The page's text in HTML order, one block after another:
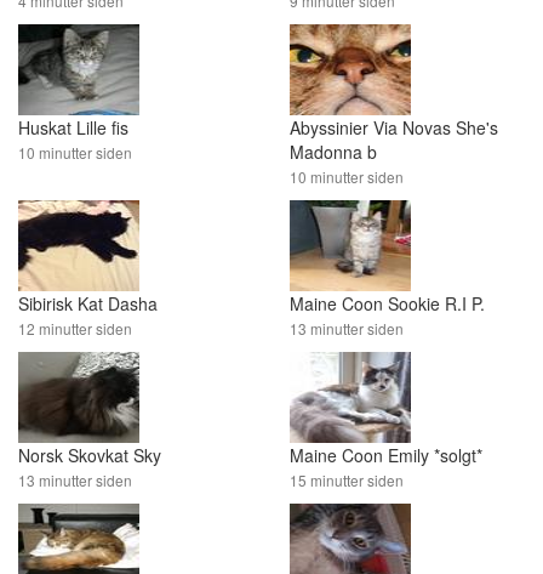
Huskat Lille fis
10 minutter siden
Abyssinier Via Novas She's
Madonna b
10 minutter siden
Sibirisk Kat Dasha
12 minutter siden
Maine Coon Sookie R.I P.
13 minutter siden
Norsk Skovkat Sky
13 minutter siden
Maine Coon Emily *solgt*
15 minutter siden